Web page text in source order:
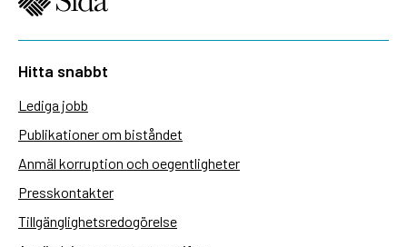
Hitta snabbt
Lediga jobb
Publikationer om biståndet
Anmäl korruption och oegentligheter
Presskontakter
Tillgänglighetsredogörelse